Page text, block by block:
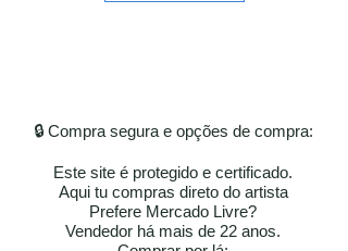
🔒 Compra segura e opções de compra:
Este site é protegido e certificado.
Aqui tu compras direto do artista
Prefere Mercado Livre?
Vendedor há mais de 22 anos.